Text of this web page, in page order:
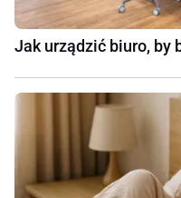
Jak urządzić biuro, by